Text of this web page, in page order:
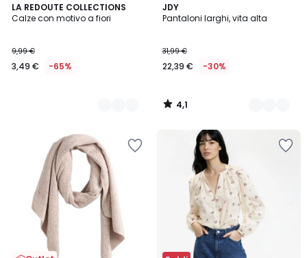
LA REDOUTE COLLECTIONS
Calze con motivo a fiori
9,99 €
3,49 € -65%
2
Colori
JDY
Pantaloni larghi, vita alta
31,99 €
22,39 € -30%
4,1
/ 5
3
Colori
4,1
/